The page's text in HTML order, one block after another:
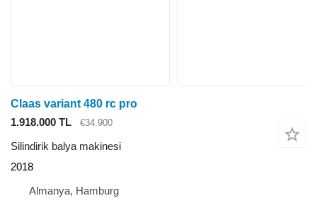
Claas variant 480 rc pro
1.918.000 TL
€34.900
Silindirik balya makinesi
2018
Almanya, Hamburg